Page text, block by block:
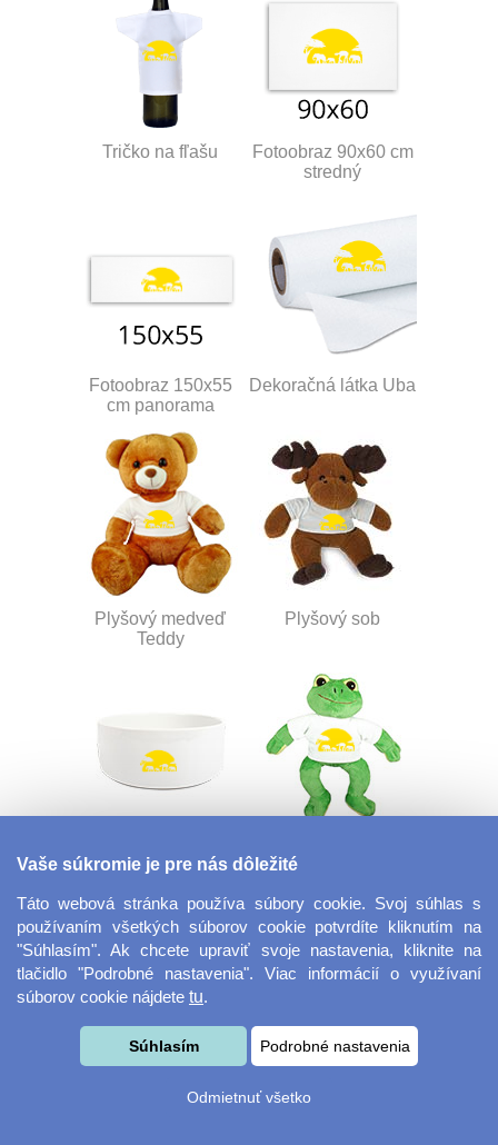
Tričko na fľašu
Fotoobraz 90x60 cm
stredný
Fotoobraz 150x55
cm panorama
Dekoračná látka Uba
Plyšový medveď
Teddy
Plyšový sob
Keramická miska Plyšák žaba
guľatý
Vaše súkromie je pre nás dôležité
Táto webová stránka používa súbory cookie. Svoj súhlas s
používaním všetkých súborov cookie potvrdíte kliknutím na
"Súhlasím". Ak chcete upraviť svoje nastavenia, kliknite na
tlačidlo "Podrobné nastavenia". Viac informácií o využívaní
súborov cookie nájdete tu.
Súhlasím Podrobné nastavenia
Odmietnuť všetko